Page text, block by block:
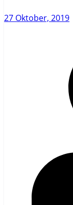
27 Oktober, 2019